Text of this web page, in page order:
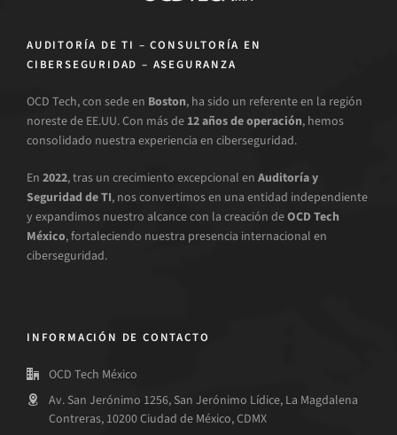
AUDITORÍA DE TI – CONSULTORÍA EN
CIBERSEGURIDAD – ASEGURANZA
OCD Tech, con sede en Boston, ha sido un referente en la región
noreste de EE.UU. Con más de 12 años de operación, hemos
consolidado nuestra experiencia en ciberseguridad.
En 2022, tras un crecimiento excepcional en Auditoría y
Seguridad de TI, nos convertimos en una entidad independiente
y expandimos nuestro alcance con la creación deOCD Tech
México, fortaleciendo nuestra presencia internacional en
ciberseguridad.
INFORMACIÓN DE CONTACTO
OCD Tech México
Av. San Jerónimo 1256, San Jerónimo Lídice, La Magdalena
Contreras, 10200 Ciudad de México, CDMX